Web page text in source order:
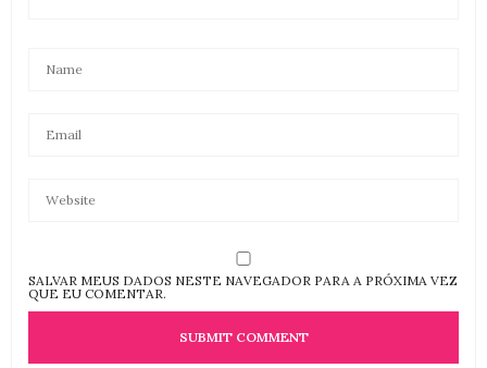
SALVAR MEUS DADOS NESTE NAVEGADOR PARA A PRÓXIMA VEZ
QUE EU COMENTAR.